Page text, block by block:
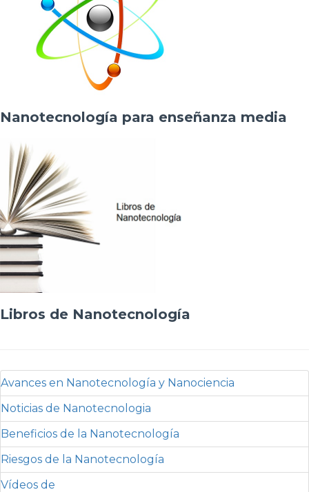
Nanotecnología para enseñanza media
Libros de Nanotecnología
Avances en Nanotecnología y Nanociencia
Noticias de Nanotecnologia
Beneficios de la Nanotecnología
Riesgos de la Nanotecnología
Vídeos de